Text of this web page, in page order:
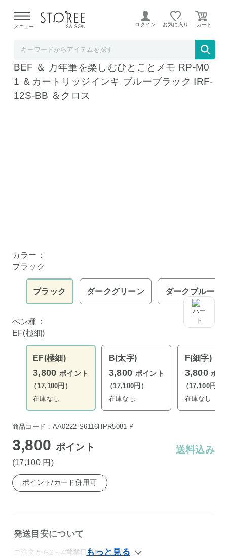
よる配送遅延が発生しております。
メニュー ログイン お気に入り
パイロット 万年筆 カスタム74 FKKN-12SR-
BEF ＆ 万年筆を楽しむひとことメモ RP-M0
1 ＆カートリッジインキ ブルーブラック IRF-
12S-BB ＆クロス
カラー：
ブラック
ブラック ダークグリーン ダークブルー
ぺン種：
EF(極細)
EF(極細)
3,800 ポイント
（17,100円）
在庫なし
B(太字)
3,800 ポイント
（17,100円）
在庫なし
F(細字)
3,800 ポ
（17,100円）
在庫なし
商品コード：AA0222-S6116HPR5081-P
3,800 ポイント
(17,100 円 )
送料込み
ポイント/カード併用可
発送目安について
ご注文から2～4営業日以内に出荷